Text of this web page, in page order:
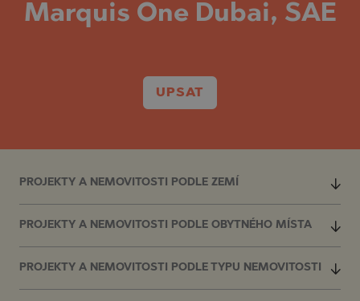
Marquis One Dubai, SAE
UPSAT
PROJEKTY A NEMOVITOSTI PODLE ZEMÍ
PROJEKTY A NEMOVITOSTI PODLE OBYTNÉHO MÍSTA
PROJEKTY A NEMOVITOSTI PODLE TYPU NEMOVITOSTI